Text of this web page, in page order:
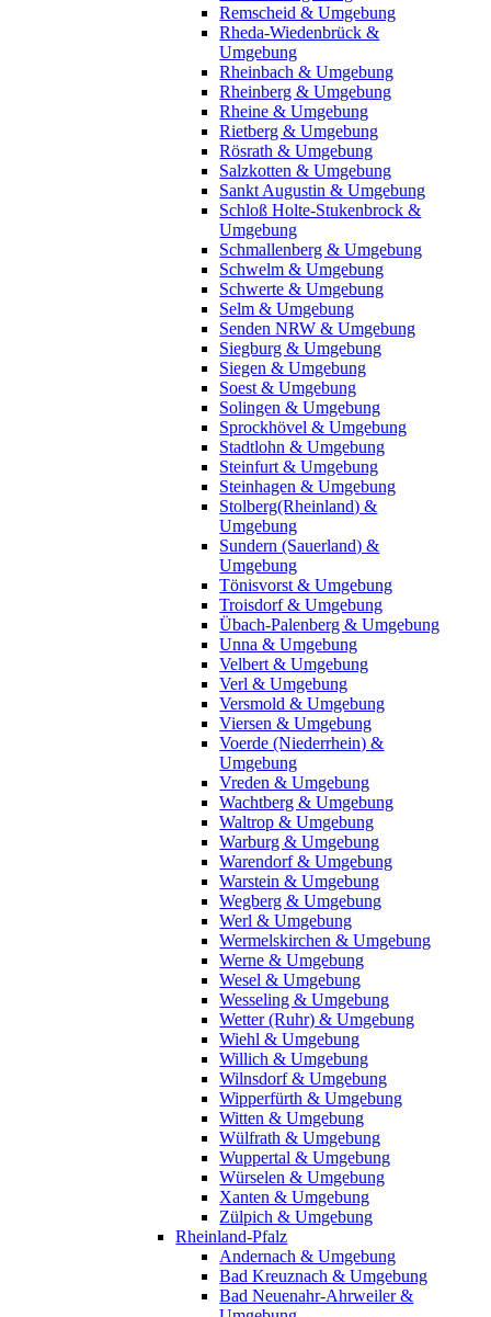
Remscheid & Umgebung
Rheda-Wiedenbrück &
Umgebung
Rheinbach & Umgebung
Rheinberg & Umgebung
Rheine & Umgebung
Rietberg & Umgebung
Rösrath & Umgebung
Salzkotten & Umgebung
Sankt Augustin & Umgebung
Schloß Holte-Stukenbrock &
Umgebung
Schmallenberg & Umgebung
Schwelm & Umgebung
Schwerte & Umgebung
Selm & Umgebung
Senden NRW & Umgebung
Siegburg & Umgebung
Siegen & Umgebung
Soest & Umgebung
Solingen & Umgebung
Sprockhövel & Umgebung
Stadtlohn & Umgebung
Steinfurt & Umgebung
Steinhagen & Umgebung
Stolberg(Rheinland) &
Umgebung
Sundern (Sauerland) &
Umgebung
Tönisvorst & Umgebung
Troisdorf & Umgebung
Übach-Palenberg & Umgebung
Unna & Umgebung
Velbert & Umgebung
Verl & Umgebung
Versmold & Umgebung
Viersen & Umgebung
Voerde (Niederrhein) &
Umgebung
Vreden & Umgebung
Wachtberg & Umgebung
Waltrop & Umgebung
Warburg & Umgebung
Warendorf & Umgebung
Warstein & Umgebung
Wegberg & Umgebung
Werl & Umgebung
Wermelskirchen & Umgebung
Werne & Umgebung
Wesel & Umgebung
Wesseling & Umgebung
Wetter (Ruhr) & Umgebung
Wiehl & Umgebung
Willich & Umgebung
Wilnsdorf & Umgebung
Wipperfürth & Umgebung
Witten & Umgebung
Wülfrath & Umgebung
Wuppertal & Umgebung
Würselen & Umgebung
Xanten & Umgebung
Zülpich & Umgebung
Rheinland-Pfalz
Andernach & Umgebung
Bad Kreuznach & Umgebung
Bad Neuenahr-Ahrweiler &